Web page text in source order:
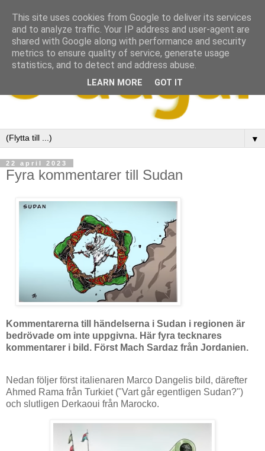
▼
22 april 2023
Fyra kommentarer till Sudan
Kommentarerna till händelserna i Sudan i regionen är
bedrövade om inte uppgivna. Här fyra tecknares
kommentarer i bild. Först Mach Sardaz från Jordanien.
Nedan följer först italienaren Marco Dangelis bild, därefter
Ahmed Rama från Turkiet ("Vart går egentligen Sudan?")
och slutligen Derkaoui från Marocko.
This site uses cookies from Google to deliver its services
and to analyze traffic. Your IP address and user-agent are
shared with Google along with performance and security
metrics to ensure quality of service, generate usage
statistics, and to detect and address abuse.
LEARN MORE GOT IT